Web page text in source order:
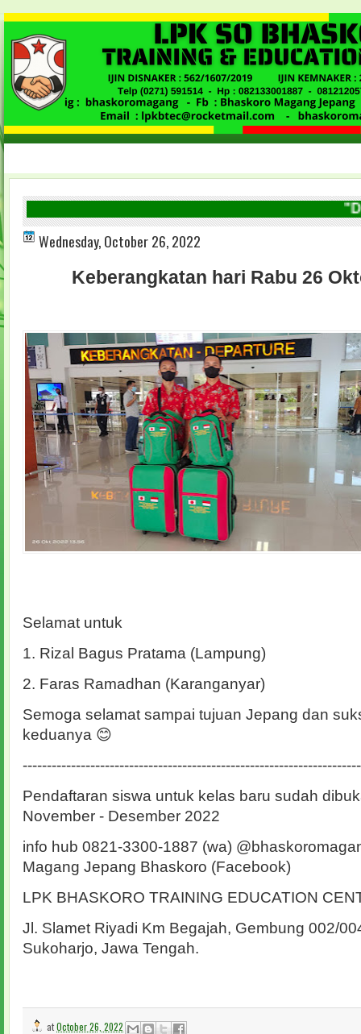
Wednesday, October 26, 2022
Keberangkatan hari Rabu 26
Selamat untuk
1. Rizal Bagus Pratama (Lampung)
2. Faras Ramadhan (Karanganyar)
Semoga selamat sampai tujuan Jepang dan
keduanya 😊
Pendaftaran siswa untuk kelas baru sudah
November - Desember 2022
info hub 0821-3300-1887 (wa)
Magang Jepang Bhaskoro (Facebook)
LPK BHASKORO TRAINING EDUCATION
Jl. Slamet Riyadi Km Begajah, Gembung 002/
Sukoharjo, Jawa Tengah.
atOctober 26, 2022